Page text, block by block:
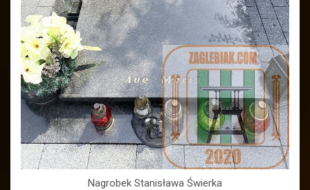
Nagrobek Stanisława Świerka